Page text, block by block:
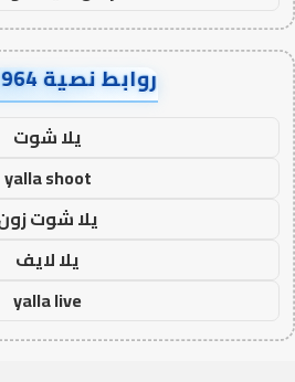
روابط نصية FD781964
يلا شوت
yalla shoot
يلا شوت
يلا لايف
yalla live